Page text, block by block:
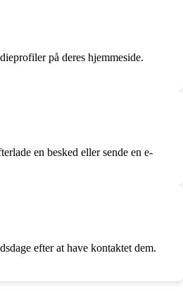
på deres hjemmeside.
en besked eller sende en e-
efter at have kontaktet dem.